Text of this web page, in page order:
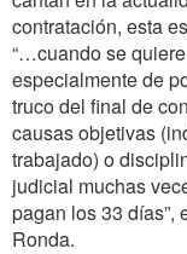
contratación, esta
“…cuando se
especialmente de
truco del final de
causas objetivas
trabajado) o
judicial muchas
pagan los 33
Ronda.